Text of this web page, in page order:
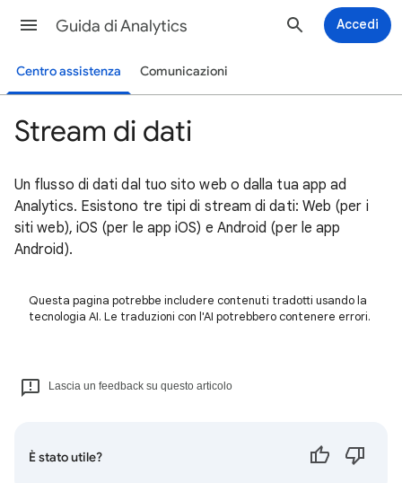
Guida di Analytics Accedi
Centro assistenza Comunicazioni
Stream di dati
Un flusso di dati dal tuo sito web o dalla tua app ad
Analytics. Esistono tre tipi di stream di dati: Web (per i
siti web), iOS (per le app iOS) e Android (per le app
Android).
Questa pagina potrebbe includere contenuti tradotti usando la
tecnologia AI. Le traduzioni con l'AI potrebbero contenere errori.
Lascia un feedback su questo articolo
È stato utile?